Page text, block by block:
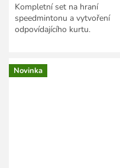
Kompletní set na hraní
speedmintonu a vytvoření
odpovídajícího kurtu.
Novinka